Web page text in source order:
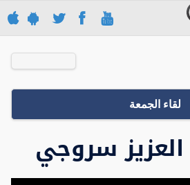
لقاء الجمعة